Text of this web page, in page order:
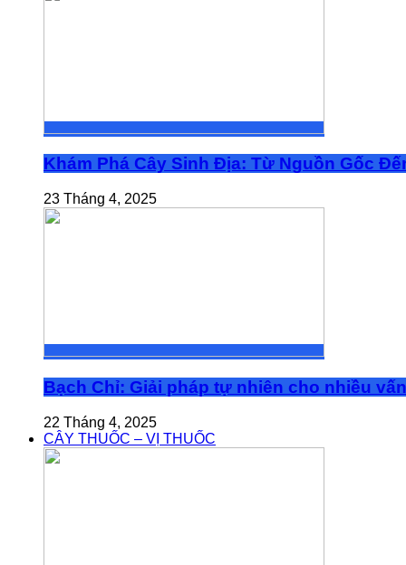
Khám Phá Cây Sinh Địa: Từ Nguồn Gốc
23 Tháng 4, 2025
Bạch Chỉ: Giải pháp tự nhiên cho nhiều
22 Tháng 4, 2025
CÂY THUỐC – VỊ THUỐC